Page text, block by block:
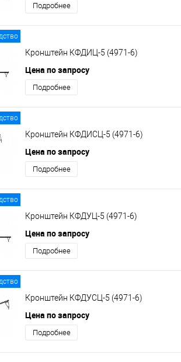
Подробнее
Кронштейн КФДИЦ-5 (4971-6)
Цена по запросу
Подробнее
Кронштейн КФДИСЦ-5 (4971-6)
Цена по запросу
Подробнее
Кронштейн КФДУЦ-5 (4971-6)
Цена по запросу
Подробнее
Кронштейн КФДУСЦ-5 (4971-6)
Цена по запросу
Подробнее